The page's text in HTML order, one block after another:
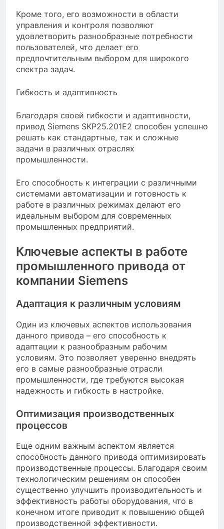
Кроме того, его возможности в области
управления и контроля позволяют
удовлетворить разнообразные потребности
пользователей, что делает его
предпочтительным выбором для широкого
спектра задач.
Гибкость и адаптивность
Благодаря своей гибкости и адаптивности,
привод Siemens SKP25.201E2 способен успешно
решать как стандартные, так и сложные
задачи в различных отраслях
промышленности.
Его способность к интеграции с различными
системами автоматизации и готовность к
работе в различных режимах делают его
идеальным выбором для современных
промышленных предприятий.
Ключевые аспекты в работе
промышленного привода от
компании Siemens
Адаптация к различным условиям
Один из ключевых аспектов использования
данного привода – его способность к
адаптации к разнообразным рабочим
условиям. Это позволяет уверенно внедрять
его в самые разнообразные отрасли
промышленности, где требуются высокая
надежность и гибкость в настройке.
Оптимизация производственных
процессов
Еще одним важным аспектом является
способность данного привода оптимизировать
производственные процессы. Благодаря своим
технологическим решениям он способен
существенно улучшить производительность и
эффективность работы оборудования, что в
конечном итоге приводит к повышению общей
производственной эффективности.